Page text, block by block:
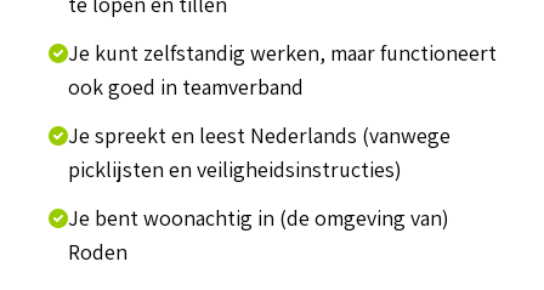
Je kunt zelfstandig werken, maar functioneert
ook goed in teamverband
Je spreekt en leest Nederlands (vanwege
picklijsten en veiligheidsinstructies)
Je bent woonachtig in (de omgeving van)
Roden